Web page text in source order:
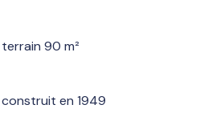
terrain 90 m²
construit en 1949